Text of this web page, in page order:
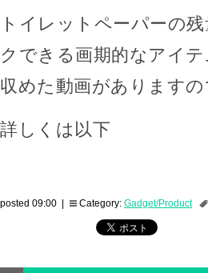
トイレットペーパーの
クできる画期的なアイ
収めた動画があります
詳しくは以下
posted 09:00 | Category: Gadget/Product